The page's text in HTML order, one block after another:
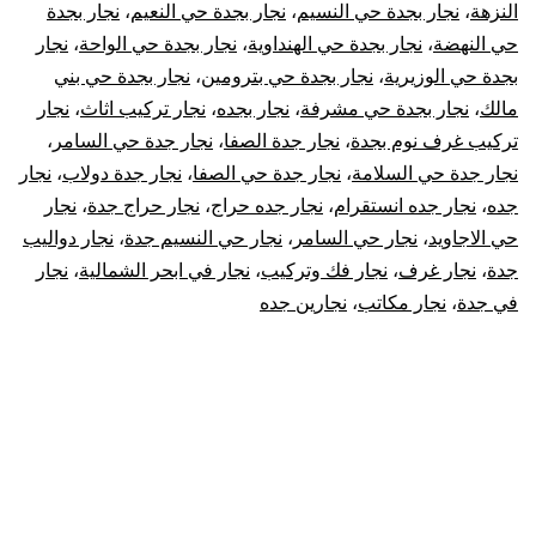
النزهة، نجار بجدة حي النسيم، نجار بجدة حي النعيم، نجار بجدة
حي النهضة، نجار بجدة حي الهنداوية، نجار بجدة حي الواحة، نجار
بجدة حي الوزيرية، نجار بجدة حي بترومين، نجار بجدة حي بني
مالك، نجار بجدة حي مشرفة، نجار بجده، نجار تركيب اثاث، نجار
تركيب غرف نوم بجدة، نجار جدة الصفا، نجار جدة حي السامر ،
نجار جدة حي السلامة، نجار جدة حي الصفا، نجار جدة دولاب، نجار
جده، نجار جده انستقرام، نجار جده حراج، نجار حراج جدة، نجار
حي الاجاويد، نجار حي السامر ، نجار حي النسيم جدة، نجار دواليب
جدة، نجار غرف، نجار فك وتركيب، نجار في ابحر الشمالية، نجار
في جدة، نجار مكاتب، نجارين جده